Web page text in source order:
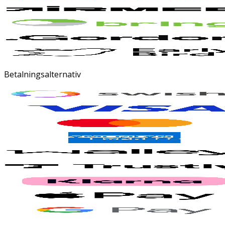
Betalningsalternativ